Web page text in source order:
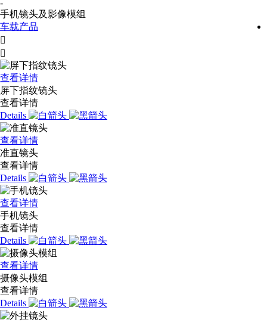
-
手机镜头及影像模组
车载产品


查看详情
屏下指纹镜头
查看详情
Details
查看详情
准直镜头
查看详情
Details
查看详情
手机镜头
查看详情
Details
查看详情
摄像头模组
查看详情
Details